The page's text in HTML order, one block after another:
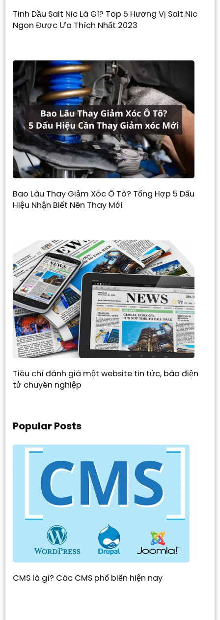
Tinh Dầu Salt Nic Là Gì? Top 5 Hương Vị Salt Nic
Ngon Được Ưa Thích Nhất 2023
Bao Lâu Thay Giảm Xóc Ô Tô? Tổng Hợp 5 Dấu
Hiệu Nhận Biết Nên Thay Mới
Tiêu chí đánh giá một website tin tức, báo điện
tử chuyên nghiệp
Popular Posts
CMS là gì? Các CMS phổ biến hiện nay